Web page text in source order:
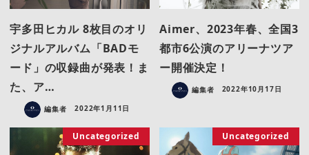
宇多田ヒカル 8枚目のオリ
ジナルアルバム「BADモ
ード」の収録曲が発表！ま
た、ア…
編集者 2022年1月11日
Aimer、2023年春、全国3
都市6公演のアリーナツア
ー開催決定！
編集者 2022年10月17日
Uncategorized Uncategorized